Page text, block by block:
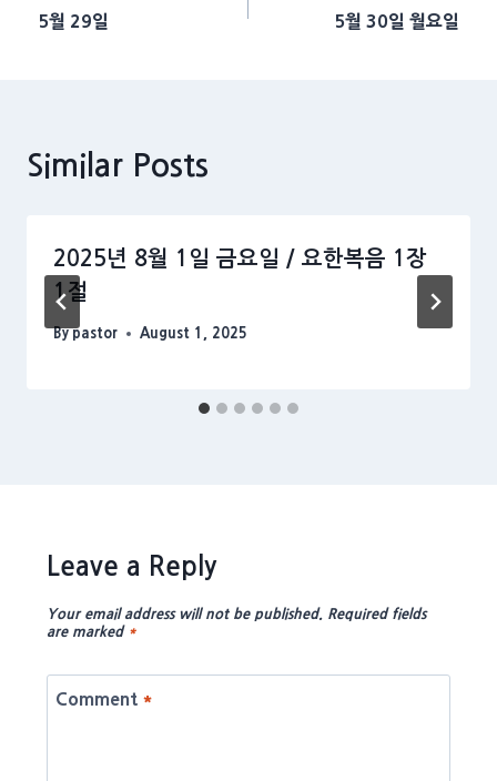
navigation
5월 29일 5월 30일 월요일
Similar Posts
2025년 8월 1일 금요일 / 요한복음 1장
1절
By pastor August 1, 2025
Leave a Reply
Your email address will not be published. Required fields
are marked *
Comment *